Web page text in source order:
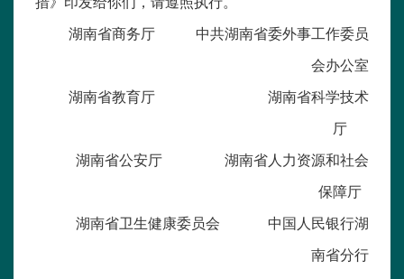
湖南省商务厅 中共湖南省委外事工作委员
会办公室
湖南省教育厅 湖南省科学技术
厅
湖南省公安厅 湖南省人力资源和社会
保障厅
湖南省卫生健康委员会 中国人民银行湖
南省分行